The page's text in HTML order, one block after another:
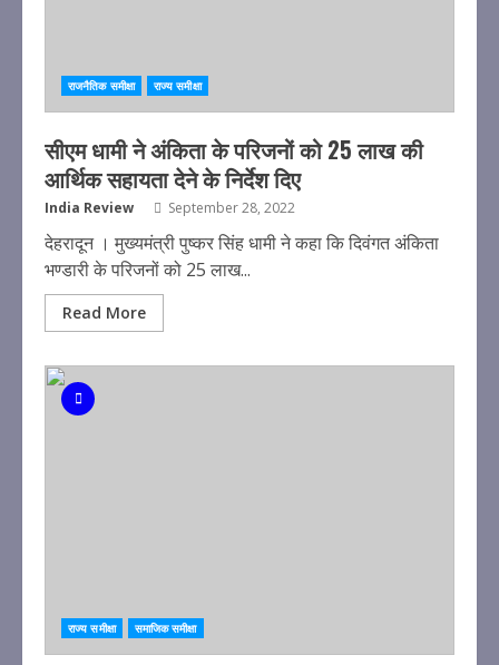
राजनैतिक समीक्षा राज्य समीक्षा
सीएम धामी ने अंकिता के परिजनों को 25 लाख की
आर्थिक सहायता देने के निर्देश दिए
India Review September 28, 2022
देहरादून । मुख्यमंत्री पुष्कर सिंह धामी ने कहा कि दिवंगत अंकिता
भण्डारी के परिजनों को 25 लाख...
Read More
राज्य समीक्षा समाजिक समीक्षा